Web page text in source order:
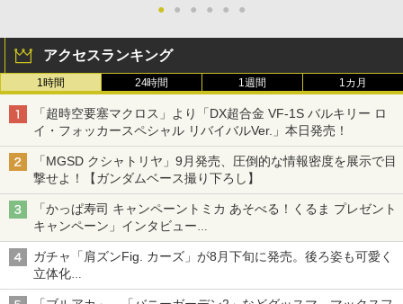
● ● ● ● ● ●
アクセスランキング
1時間 24時間 1週間 1カ月
「超時空要塞マクロス」より「DX超合金 VF-1S バルキリー ロ
イ・フォッカースペシャル リバイバルVer.」本日発売！
「MGSD クシャトリヤ」9月発売、圧倒的な情報密度を展示で目
撃せよ！【ガンダムベース撮り下ろし】
「かっぱ寿司 キャンペーントミカ あそべる！くるま プレゼント
キャンペーン」インタビュー
子どもが楽しめるかっぱ寿司ならではの体験とコラボの楽しさを
追求
ガチャ「肩ズンFig. カーズ」が8月下旬に発売。後ろ姿も可愛く
立体化
ライトニング・マックィーンやメーターなど4種がラインナップ